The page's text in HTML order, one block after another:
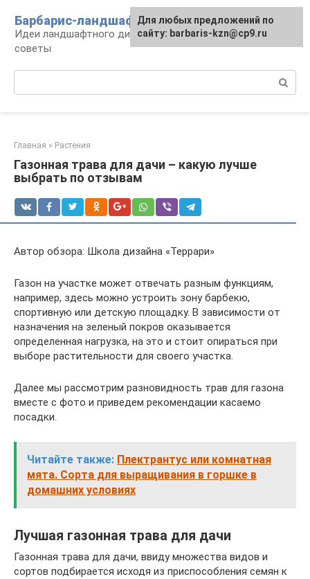
контенту
Барбарис-ландшафт
Идеи ландшафтного дизайна, правила и
советы
Главная » Растения
Газонная трава для дачи – какую лучше
выбрать по отзывам
Автор обзора: Школа дизайна «Террари»
Газон на участке может отвечать разным функциям,
например, здесь можно устроить зону барбекю,
спортивную или детскую площадку. В зависимости от
назначения на зеленый покров оказывается
определенная нагрузка, на это и стоит опираться при
выборе растительности для своего участка.
Далее мы рассмотрим разновидность трав для газона
вместе с фото и приведем рекомендации касаемо
посадки.
Читайте также: Плектрантус или комнатная
мята. Сорта для выращивания в горшке в
домашних условиях
Лучшая газонная трава для дачи
Газонная трава для дачи, ввиду множества видов и
сортов подбирается исходя из приспособления семян к
Для любых предложений по
сайту: barbaris-kzn@cp9.ru